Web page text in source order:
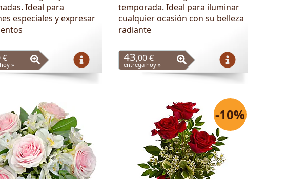
Ideal para
especiales y expresar
€
»
temporada. Ideal para iluminar
cualquier ocasión con su belleza
radiante
43,00 €
entrega hoy »
-10%